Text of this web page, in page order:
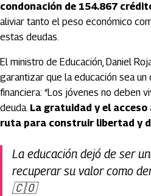
condonación de 154.867
aliviar tanto el peso económico
estas deudas.
El ministro de Educación, Daniel
garantizar que la educación sea
financiera: “Los jóvenes no deben
deuda. La gratuidad y el
ruta para construir libertad y
La educación dejó de ser
recuperar su valor como
🇨🇴